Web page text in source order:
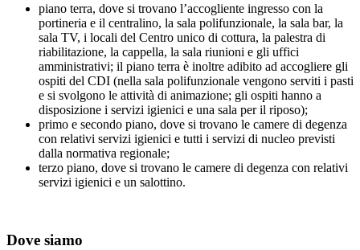
piano terra, dove si trovano l’accogliente ingresso con la
portineria e il centralino, la sala polifunzionale, la sala bar, la
sala TV, i locali del Centro unico di cottura, la palestra di
riabilitazione, la cappella, la sala riunioni e gli uffici
amministrativi; il piano terra è inoltre adibito ad accogliere gli
ospiti del CDI (nella sala polifunzionale vengono serviti i pasti
e si svolgono le attività di animazione; gli ospiti hanno a
disposizione i servizi igienici e una sala per il riposo);
primo e secondo piano, dove si trovano le camere di degenza
con relativi servizi igienici e tutti i servizi di nucleo previsti
dalla normativa regionale;
terzo piano, dove si trovano le camere di degenza con relativi
servizi igienici e un salottino.
Dove siamo